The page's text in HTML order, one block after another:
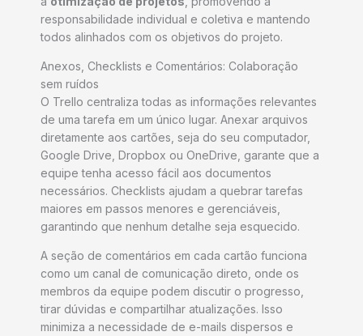
responsabilidade individual e coletiva e mantendo
todos alinhados com os objetivos do projeto.
Anexos, Checklists e Comentários: Colaboração
sem ruídos
O Trello centraliza todas as informações relevantes
de uma tarefa em um único lugar. Anexar arquivos
diretamente aos cartões, seja do seu computador,
Google Drive, Dropbox ou OneDrive, garante que a
equipe tenha acesso fácil aos documentos
necessários. Checklists ajudam a quebrar tarefas
maiores em passos menores e gerenciáveis,
garantindo que nenhum detalhe seja esquecido.
A seção de comentários em cada cartão funciona
como um canal de comunicação direto, onde os
membros da equipe podem discutir o progresso,
tirar dúvidas e compartilhar atualizações. Isso
minimiza a necessidade de e-mails dispersos e